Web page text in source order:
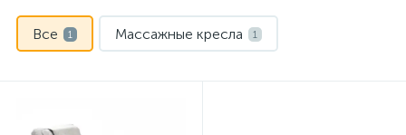
Все 1 Массажные кресла 1